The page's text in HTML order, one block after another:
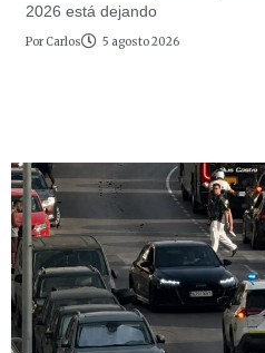
2026 está dejando
Por Carlos 5 agosto 2026